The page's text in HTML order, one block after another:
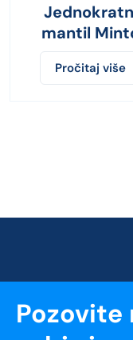
mantil
OD/T-016
Pročitaj više
Pozovite